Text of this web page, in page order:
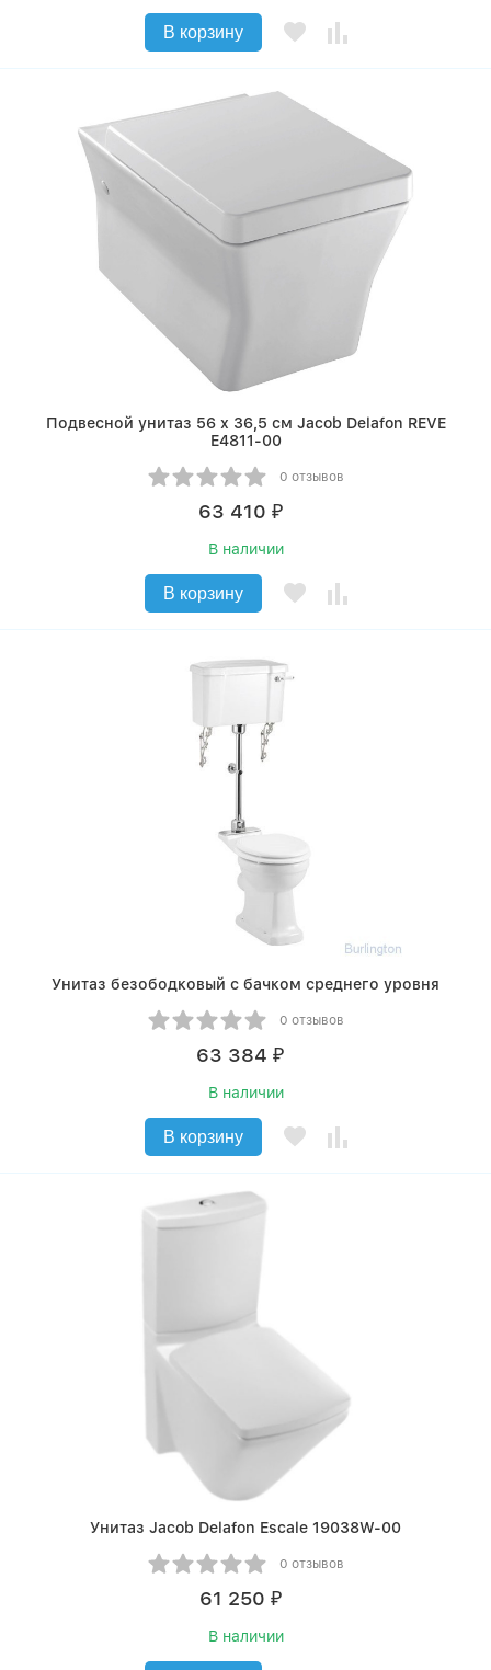
В корзину
Подвесной унитаз 56 х 36,5 см Jacob Delafon REVE
E4811-00
0 отзывов
63 410 ₽
В наличии
В корзину
Унитаз безободковый с бачком среднего уровня
0 отзывов
63 384 ₽
В наличии
В корзину
Унитаз Jacob Delafon Escale 19038W-00
0 отзывов
61 250 ₽
В наличии